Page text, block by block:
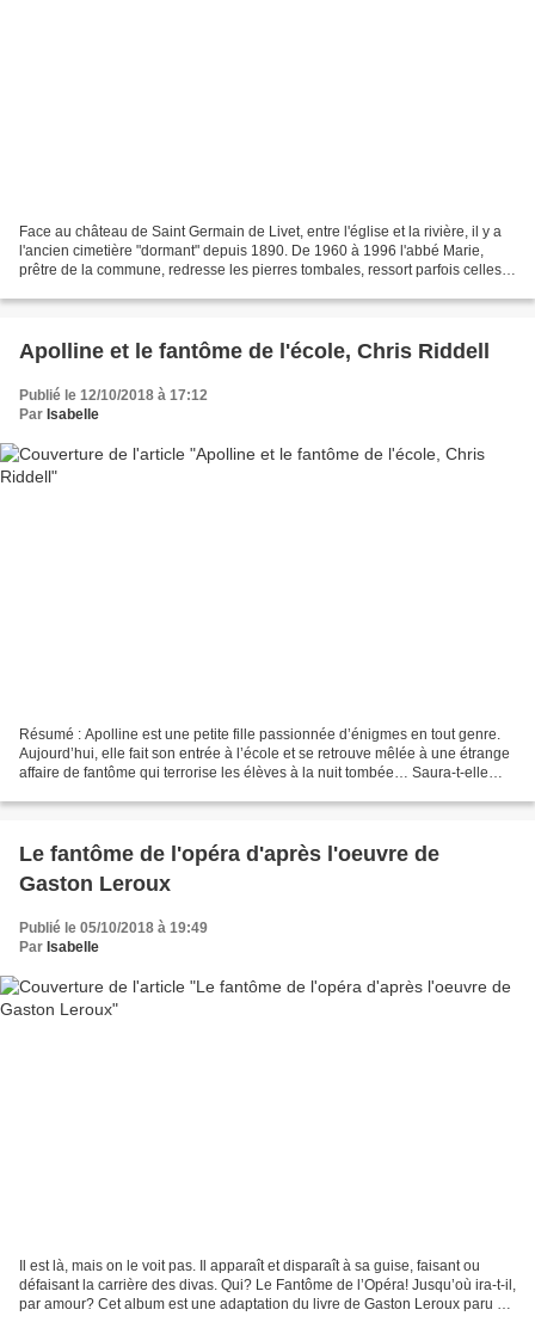
Face au château de Saint Germain de Livet, entre l'église et la rivière, il y a
l'ancien cimetière "dormant" depuis 1890. De 1960 à 1996 l'abbé Marie,
prêtre de la commune, redresse les pierres tombales, ressort parfois celles
Apolline et le fantôme de l'école, Chris Riddell
Publié le 12/10/2018 à 17:12
Par Isabelle
Résumé : Apolline est une petite fille passionnée d’énigmes en tout genre.
Aujourd’hui, elle fait son entrée à l’école et se retrouve mêlée à une étrange
affaire de fantôme qui terrorise les élèves à la nuit tombée… Saura-t-elle
Le fantôme de l'opéra d'après l'oeuvre de
Gaston Leroux
Publié le 05/10/2018 à 19:49
Par Isabelle
Il est là, mais on le voit pas. Il apparaît et disparaît à sa guise, faisant ou
défaisant la carrière des divas. Qui? Le Fantôme de l’Opéra! Jusqu’où ira-t-il,
par amour? Cet album est une adaptation du livre de Gaston Leroux paru en